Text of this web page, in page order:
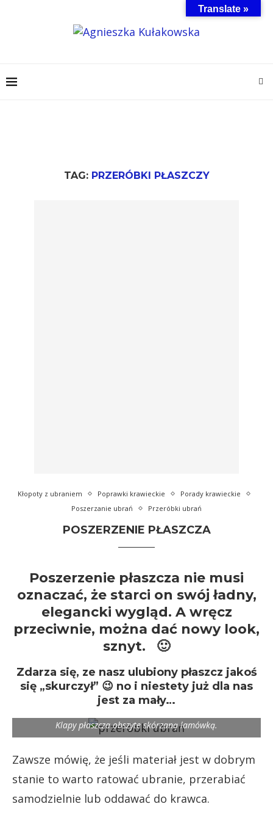
TAG: PRZERÓBKI PŁASZCZY
Kłopoty z ubraniem Poprawki krawieckie
Porady krawieckie
Poszerzanie ubrań
Przeróbki ubrań
POSZERZENIE PŁASZCZA
Poszerzenie płaszcza nie musi
oznaczać, że starci on swój ładny,
elegancki wygląd. A wręcz
przeciwnie, można dać nowy look,
sznyt. 🙂
Zdarza się, ze nasz ulubiony płaszcz jakoś
się „skurczył” 😉 no i niestety już dla nas
jest za mały…
Klapy płaszcza obszyte skórzaną lamówką.
Zawsze mówię, że jeśli materiał jest w dobrym
stanie to warto ratować ubranie, przerabiać
samodzielnie lub oddawać do krawca.
Translate »